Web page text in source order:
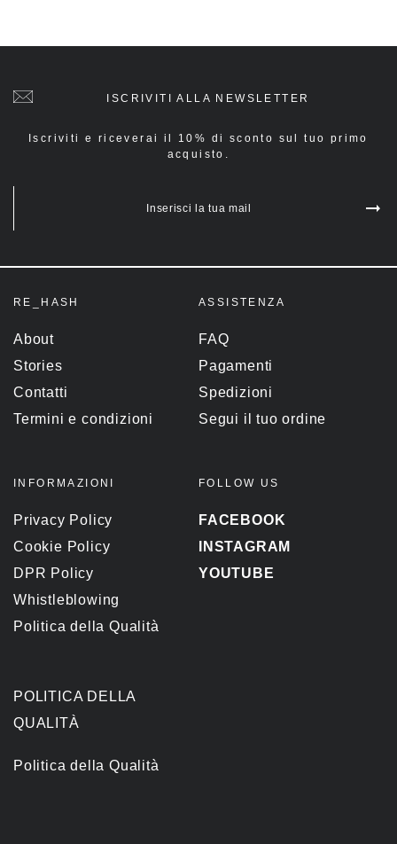
ISCRIVITI ALLA NEWSLETTER
Iscriviti e riceverai il 10% di sconto sul tuo primo
acquisto.
Inserisci la tua mail
RE_HASH
About
Stories
Contatti
Termini e condizioni
ASSISTENZA
FAQ
Pagamenti
Spedizioni
Segui il tuo ordine
INFORMAZIONI
Privacy Policy
Cookie Policy
DPR Policy
Whistleblowing
Politica della Qualità
FOLLOW US
FACEBOOK
INSTAGRAM
YOUTUBE
POLITICA DELLA
QUALITÀ
Politica della Qualità